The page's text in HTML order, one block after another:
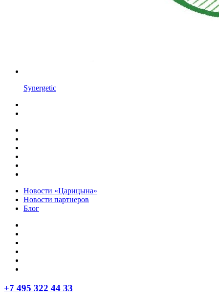
Synergetic
Новости «Царицына»
Новости партнеров
Блог
+7 495 322 44 33